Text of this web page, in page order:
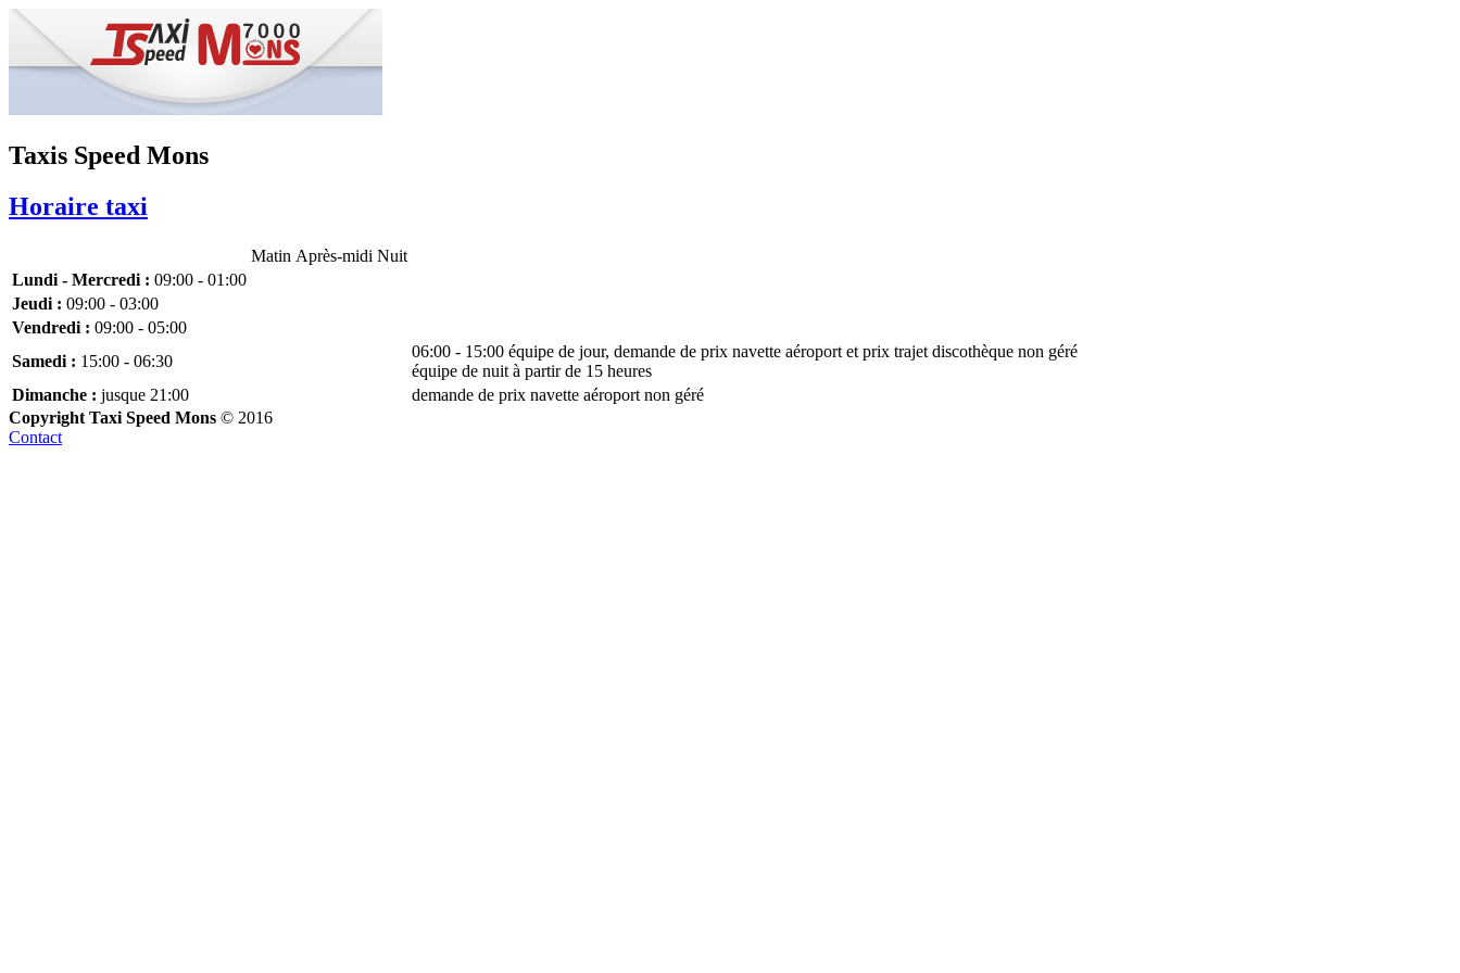
Taxis Speed Mons
Horaire taxi
Matin Après-midi Nuit
Lundi - Mercredi : 09:00 - 01:00
Jeudi : 09:00 - 03:00
Vendredi : 09:00 - 05:00
Samedi : 15:00 - 06:30
06:00 - 15:00 équipe de jour, demande de prix navette aéroport et prix trajet discothèque non géré
équipe de nuit à partir de 15 heures
Dimanche : jusque 21:00
demande de prix navette aéroport non géré
Copyright Taxi Speed Mons © 2016
Contact